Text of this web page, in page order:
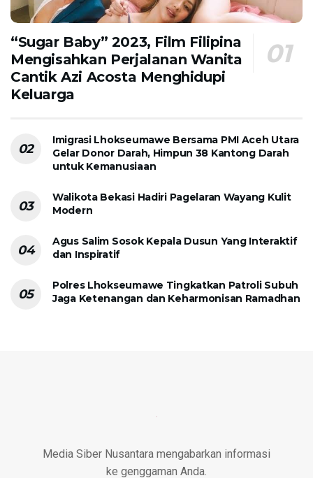
“Sugar Baby” 2023, Film Filipina
Mengisahkan Perjalanan Wanita
Cantik Azi Acosta Menghidupi
Keluarga
Imigrasi Lhokseumawe Bersama PMI Aceh Utara
Gelar Donor Darah, Himpun 38 Kantong Darah
untuk Kemanusiaan
Walikota Bekasi Hadiri Pagelaran Wayang Kulit
Modern
Agus Salim Sosok Kepala Dusun Yang Interaktif
dan Inspiratif
Polres Lhokseumawe Tingkatkan Patroli Subuh
Jaga Ketenangan dan Keharmonisan Ramadhan
Media Siber Nusantara mengabarkan informasi
ke genggaman Anda.